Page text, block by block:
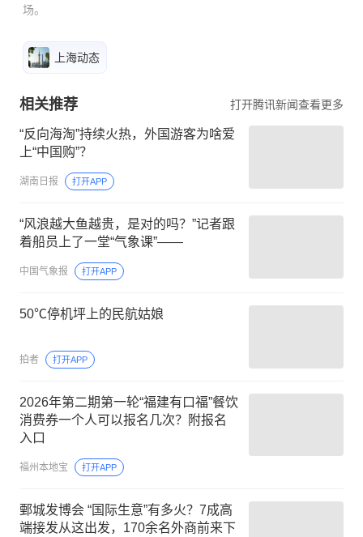
场。
上海动态
相关推荐 打开腾讯新闻查看更多
“反向海淘”持续火热，外国游客为啥爱
上“中国购”？
湖南日报 打开APP
“风浪越大鱼越贵，是对的吗？”记者跟
着船员上了一堂“气象课”——
中国气象报 打开APP
50℃停机坪上的民航姑娘
拍者 打开APP
2026年第二期第一轮“福建有口福”餐饮
消费券一个人可以报名几次？附报名
入口
福州本地宝 打开APP
鄄城发博会 “国际生意”有多火？7成高
端接发从这出发，170余名外商前来下